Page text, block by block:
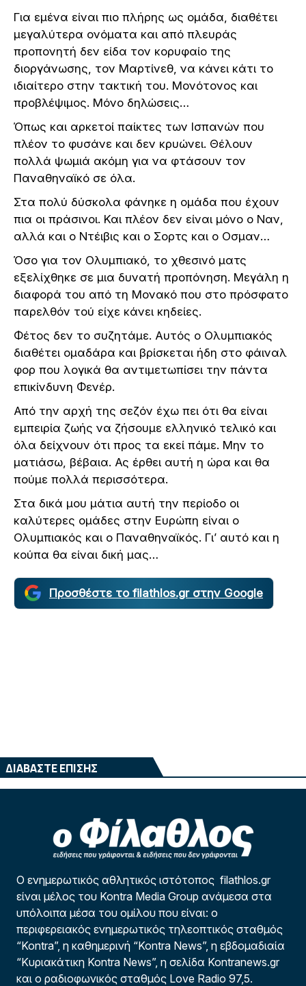
Για εμένα είναι πιο πλήρης ως ομάδα, διαθέτει
μεγαλύτερα ονόματα και από πλευράς
προπονητή δεν είδα τον κορυφαίο της
διοργάνωσης, τον Μαρτίνεθ, να κάνει κάτι το
ιδιαίτερο στην τακτική του. Μονότονος και
προβλέψιμος. Μόνο δηλώσεις…
Όπως και αρκετοί παίκτες των Ισπανών που
πλέον το φυσάνε και δεν κρυώνει. Θέλουν
πολλά ψωμιά ακόμη για να φτάσουν τον
Παναθηναϊκό σε όλα.
Στα πολύ δύσκολα φάνηκε η ομάδα που έχουν
πια οι πράσινοι. Και πλέον δεν είναι μόνο ο Ναν,
αλλά και ο Ντέιβις και ο Σορτς και ο Οσμαν…
Όσο για τον Ολυμπιακό, το χθεσινό ματς
εξελίχθηκε σε μια δυνατή προπόνηση. Μεγάλη η
διαφορά του από τη Μονακό που στο πρόσφατο
παρελθόν τού είχε κάνει κηδείες.
Φέτος δεν το συζητάμε. Αυτός ο Ολυμπιακός
διαθέτει ομαδάρα και βρίσκεται ήδη στο φάιναλ
φορ που λογικά θα αντιμετωπίσει την πάντα
επικίνδυνη Φενέρ.
Από την αρχή της σεζόν έχω πει ότι θα είναι
εμπειρία ζωής να ζήσουμε ελληνικό τελικό και
όλα δείχνουν ότι προς τα εκεί πάμε. Μην το
ματιάσω, βέβαια. Ας έρθει αυτή η ώρα και θα
πούμε πολλά περισσότερα.
Στα δικά μου μάτια αυτή την περίοδο οι
καλύτερες ομάδες στην Ευρώπη είναι ο
Ολυμπιακός και ο Παναθηναϊκός. Γι’ αυτό και η
κούπα θα είναι δική μας…
Προσθέστε το filathlos.gr στην Google
ΔΙΑΒΑΣΤΕ ΕΠΙΣΗΣ
Ο ενημερωτικός αθλητικός ιστότοπος filathlos.gr
είναι μέλος του Kontra Media Group ανάμεσα στα
υπόλοιπα μέσα του ομίλου που είναι: ο
περιφερειακός ενημερωτικός τηλεοπτικός σταθμός
“Kontra”, η καθημερινή “Kontra News”, η εβδομαδιαία
“Κυριακάτικη Kontra News”, η σελίδα Kontranews.gr
και ο ραδιοφωνικός σταθμός Love Radio 97,5.